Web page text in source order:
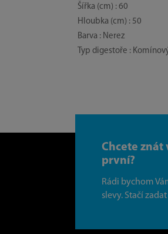
Šířka (cm) : 60
Hloubka (cm) : 50
Barva : Nerez
Typ digestoře :
Chcete
první?
Rádi bychom
slevy. Stačí